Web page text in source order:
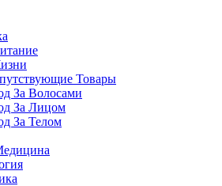
Товары
За Волосами
За Лицом
За Телом